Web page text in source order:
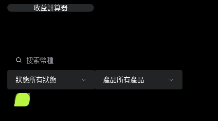
收益計算器
狀態所有狀態 產品所有產品